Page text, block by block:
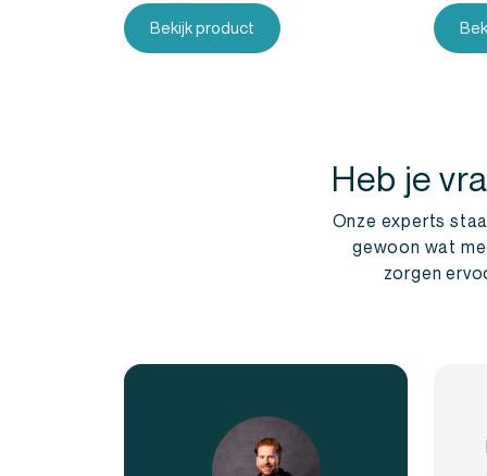
Bekijk product
Heb je
Onze experts
gewoon wat
zorgen